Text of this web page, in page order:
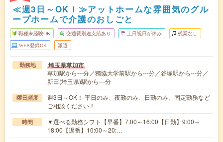
≪週3日～OK！≫アットホームな雰囲気のグル
ープホームで介護のおしごと
職種未経験OK 交通費別途支給あり 土日祝日が休み 残業なし
WEB登録OK 派遣
勤務地 埼玉県草加市
草加駅から---分／獨協大学前駅から---分／谷塚駅から---分／
新田(埼玉県)駅から---分
曜日頻度
週3日～OK！ 平日のみ、夜勤のみ、日勤のみ、固定勤務など
ご相談ください！
時間
▼選べる勤務シフト【早番】7:00～16:00【日勤】9:00～
18:00【遅番】10:00～20:…